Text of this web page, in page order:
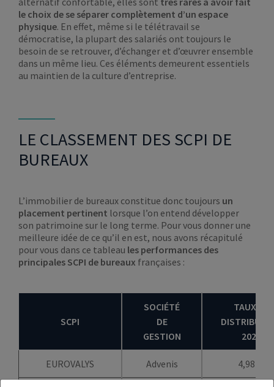
le choix de se séparer complètement d’un espace
physique. En effet, même si le télétravail se
démocratise, la plupart des salariés ont toujours le
besoin de se retrouver, d’échanger et d’œuvrer ensemble
dans un même lieu. Ces éléments demeurent essentiels
au maintien de la culture d’entreprise.
LE CLASSEMENT DES SCPI DE
BUREAUX
L’immobilier de bureaux constitue donc toujours un
placement pertinent lorsque l’on entend développer
son patrimoine sur le long terme. Pour vous donner une
meilleure idée de ce qu’il en est, nous avons récapitulé
pour vous dans ce tableau les performances des
principales SCPI de bureaux françaises :
SCPI
SOCIÉTÉ
DE
GESTION
TAUX DE
2025
EUROVALYS Advenis 4,98 %